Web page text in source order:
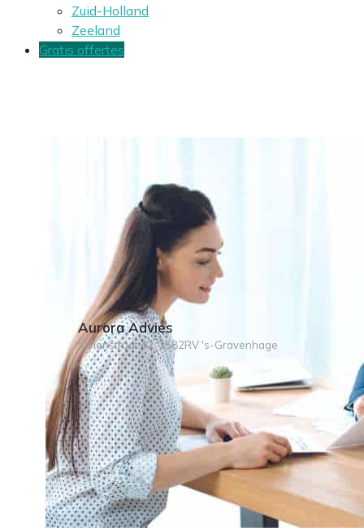
Zuid-Holland
Zeeland
Gratis offertes
Aurora Advies
Vivienstraat 42, 2582RV 's-Gravenhage